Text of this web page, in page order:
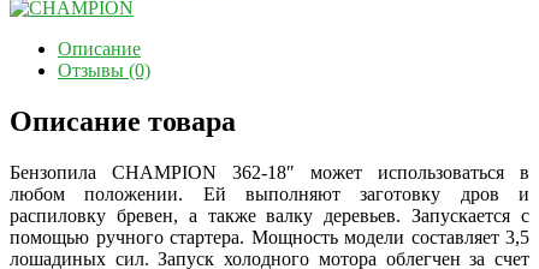
Описание
Отзывы (0)
Описание товара
Бензопила CHAMPION 362-18″ может использоваться в
любом положении. Ей выполняют заготовку дров и
распиловку бревен, а также валку деревьев. Запускается с
помощью ручного стартера. Мощность модели составляет 3,5
лошадиных сил. Запуск холодного мотора облегчен за счет